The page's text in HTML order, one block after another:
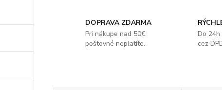
DOPRAVA ZDARMA
Pri nákupe nad 50€
poštovné neplatíte.
Do
cez